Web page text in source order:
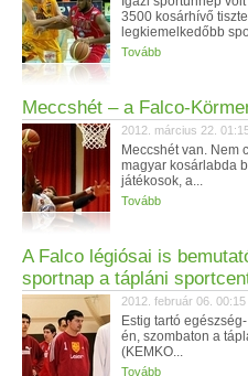
3500 kosárhívő
legkiemelkedőbb
Tovább
Meccshét – a Falco-
2012. március 22.
Meccshét van. Nem
magyar kosárlabda
játékosok, a...
Tovább
A Falco légiósai is
sportnap a tápláni
2012. február 06. 00:15
Estig tartó
én, szombaton a
(KEMKO...
Tovább